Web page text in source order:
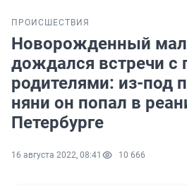
ПРОИСШЕСТВИЯ
Новорожденный
дождался встречи
родителями: из-под
няни он попал в
Петербурге
16 августа 2022, 08:41 10 666